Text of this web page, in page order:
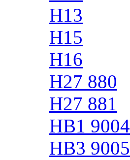
H13
H15
H16
H27 880
H27 881
HB1 9004
HB3 9005